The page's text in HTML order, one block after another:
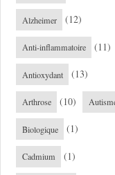
Alzheimer (12)
Anti-inflammatoire (11)
Antioxydant (13)
Arthrose (10)
Biologique (1)
Cadmium (1)